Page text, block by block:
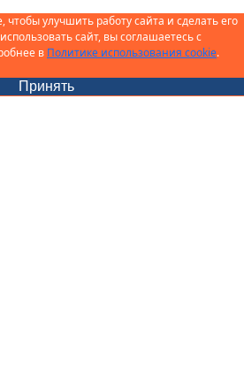
улучшить работу сайта и сделать его
сайт, вы соглашаетесь с
в Политике использования cookie.
Принять